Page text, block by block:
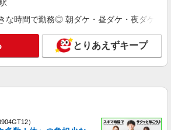
/軽作業窓口
NEW
ゼントの仕分け作業など
な時間で勤務◎ 朝ダケ・昼ダケ・夜ダケ・
とりあえずキープ
）